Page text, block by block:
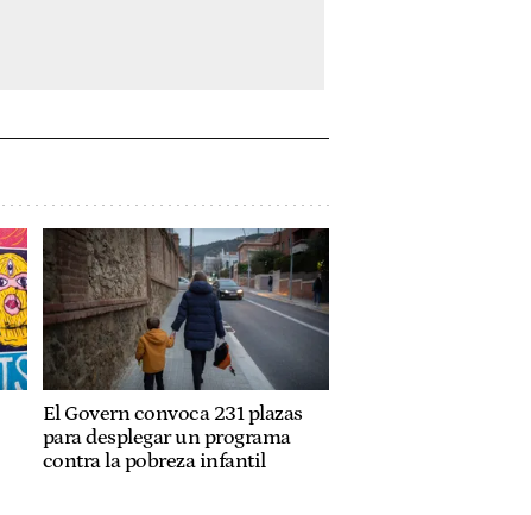
El Govern convoca 231 plazas
para desplegar un programa
contra la pobreza infantil